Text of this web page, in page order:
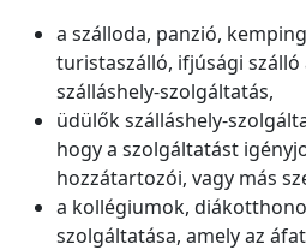
a szálloda, panzió,
turistaszálló, ifjúsági
szálláshely-szolgáltatás,
üdülők szálláshely-
hogy a szolgáltatást
hozzátartozói, vagy más
a kollégiumok,
szolgáltatása, amely az